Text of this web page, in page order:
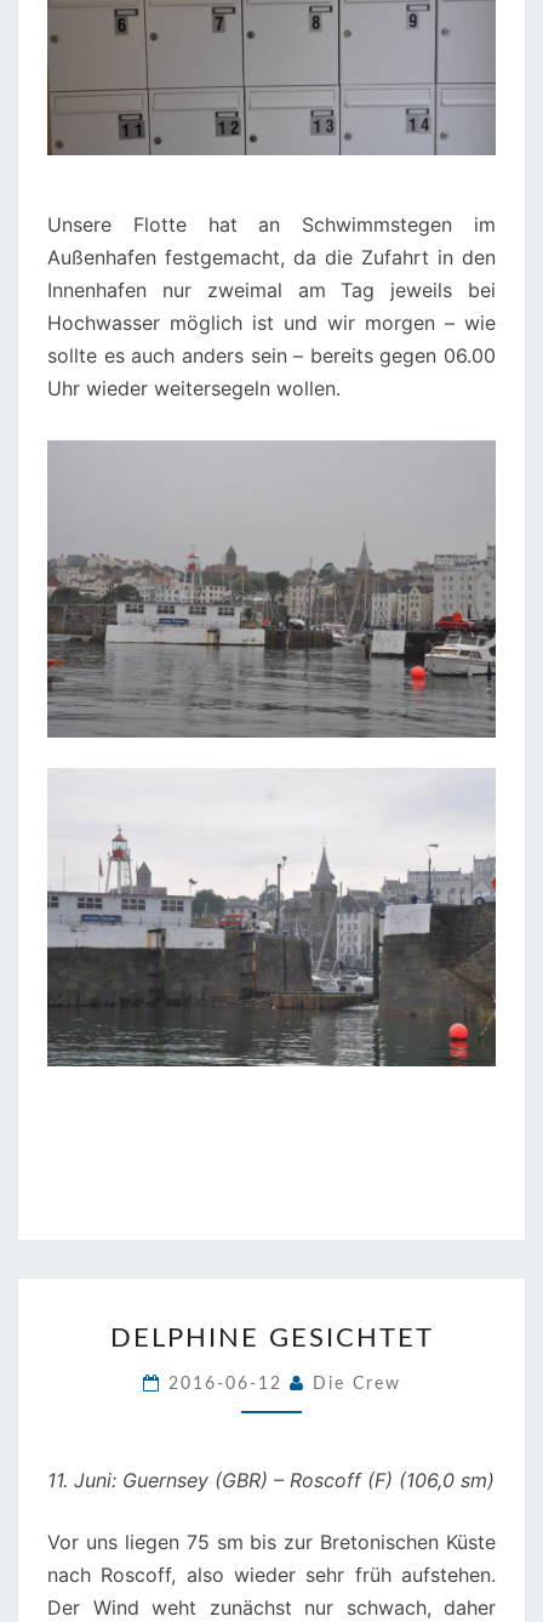
Unsere Flotte hat an Schwimmstegen im
Außenhafen festgemacht, da die Zufahrt in den
Innenhafen nur zweimal am Tag jeweils bei
Hochwasser möglich ist und wir morgen – wie
sollte es auch anders sein – bereits gegen 06.00
Uhr wieder weitersegeln wollen.
GESICHTET
DELPHINE GESICHTET
2016-06-12 Die Crew
11. Juni: Guernsey (GBR) – Roscoff (F) (106,0 sm)
Vor uns liegen 75 sm bis zur Bretonischen Küste
nach Roscoff, also wieder sehr früh aufstehen.
Der Wind weht zunächst nur schwach, daher